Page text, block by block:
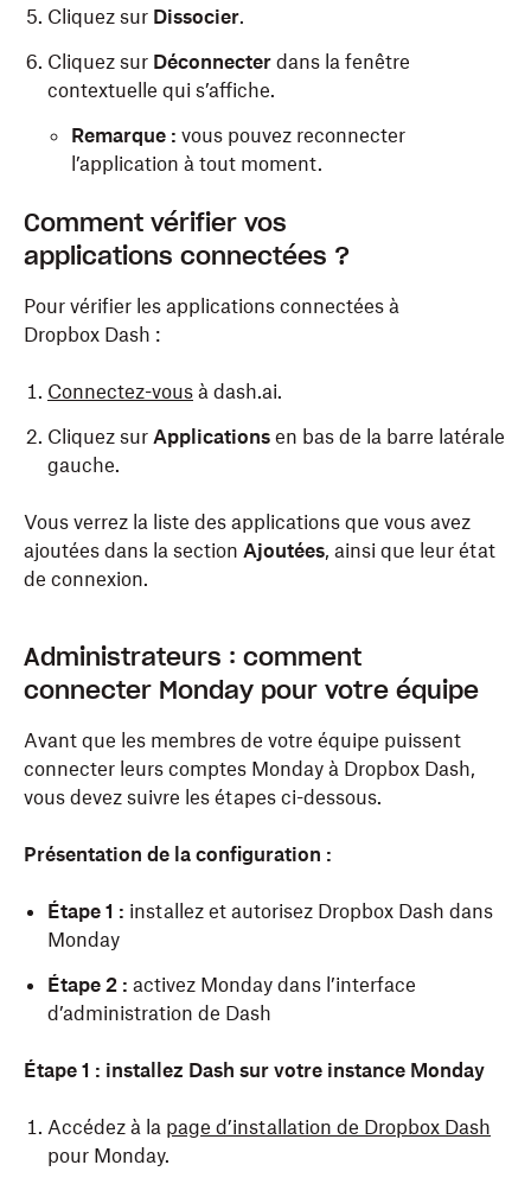
Cliquez sur Dissocier.
Cliquez sur Déconnecter dans la fenêtre
contextuelle qui s’affiche.
Remarque : vous pouvez reconnecter
l’application à tout moment.
Comment vérifier vos
applications connectées ?
Pour vérifier les applications connectées à
Dropbox Dash :
Connectez-vous à dash.ai.
Cliquez sur Applications en bas de la barre latérale
gauche.
Vous verrez la liste des applications que vous avez
ajoutées dans la section Ajoutées, ainsi que leur état
de connexion.
Administrateurs : comment
connecter Monday pour votre équipe
Avant que les membres de votre équipe puissent
connecter leurs comptes Monday à Dropbox Dash,
vous devez suivre les étapes ci-dessous.
Présentation de la configuration :
Étape 1 : installez et autorisez Dropbox Dash dans
Monday
Étape 2 : activez Monday dans l’interface
d’administration de Dash
Étape 1 : installez Dash sur votre instance Monday
Accédez à la page d’installation de Dropbox Dash
pour Monday.